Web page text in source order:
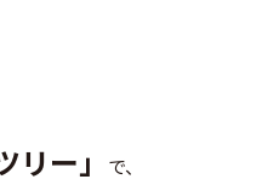
リー」 で、